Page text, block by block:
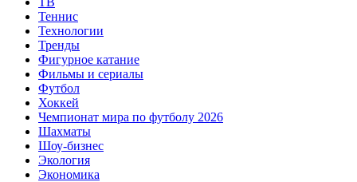
Теннис
Технологии
Тренды
Фигурное катание
Фильмы и сериалы
Футбол
Хоккей
Чемпионат мира по футболу 2026
Шахматы
Шоу-бизнес
Экология
Экономика